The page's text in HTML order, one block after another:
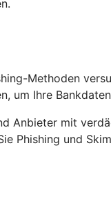
Methoden
um Ihre
Anbieter mit
Phishing und